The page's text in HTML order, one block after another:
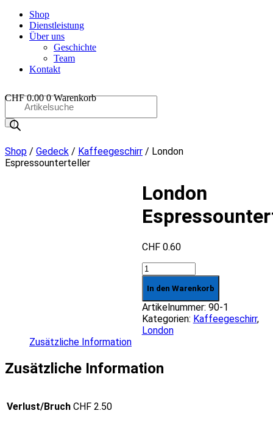
Shop
Dienstleistung
Über uns
Geschichte
Team
Kontakt
CHF0.00 0 Warenkorb
OO
Products
search
Shop / Gedeck / Kaffee­­geschirr / London
Espressounterteller
London
CHF0.60
London
Espressounterteller
Menge
In den Warenkorb
Artikelnummer: 90-1
Kategorien: Kaffee­­geschirr,
London
Zusätzliche Information
Zusätzliche Information
Verlust/Bruch CHF 2.50